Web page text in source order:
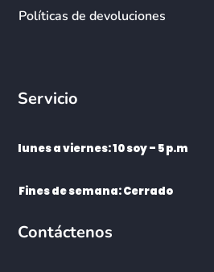
Políticas de devoluciones
Servicio
lunes a viernes: 10 soy – 5 p.m
Fines de semana: Cerrado
Contáctenos